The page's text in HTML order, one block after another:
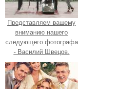
Представляем вашему
вниманию нашего
следующего фотографа
- Василий Швецов.